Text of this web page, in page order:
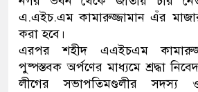
এ.এইচ.এম কামারুজ্জামান এঁর
করা হবে।
এরপর শহীদ এএইচএম
পুষ্পস্তবক অর্পণের মাধ্যমে শ্রদ্ধা
লীগের সভাপতিমণ্ডলীর সদস্য